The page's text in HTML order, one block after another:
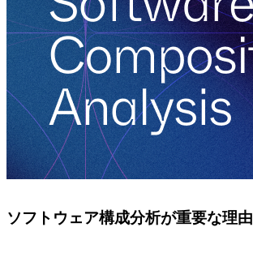
ソフトウェア構成分析が重要な理由